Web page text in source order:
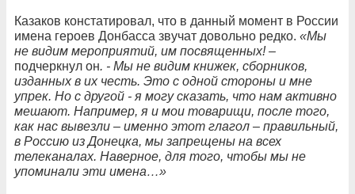
Казаков констатировал, что в данный момент в России
имена героев Донбасса звучат довольно редко. «Мы
не видим мероприятий, им посвященных! –
подчеркнул он. - Мы не видим книжек, сборников,
изданных в их честь. Это с одной стороны и мне
упрек. Но с другой - я могу сказать, что нам активно
мешают. Например, я и мои товарищи, после того,
как нас вывезли – именно этот глагол – правильный,
в Россию из Донецка, мы запрещены на всех
телеканалах. Наверное, для того, чтобы мы не
упоминали эти имена…»